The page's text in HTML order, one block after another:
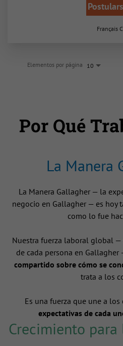
Français
Elementos por página 10
Por Qué
La Manera
La Manera Gallagher — la
negocio en Gallagher — es hoy
como lo fue
Nuestra fuerza laboral global
de cada persona en Gallagher
compartido sobre cómo se
trata a los
Es una fuerza que une a
expectativas de cada
Crecimiento